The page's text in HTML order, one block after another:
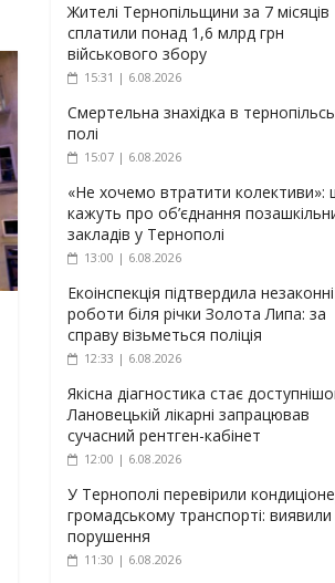
Жителі Тернопільщини за 7 місяців
сплатили понад 1,6 млрд грн
військового збору
15:31 | 6.08.2026
Смертельна знахідка в
полі
15:07 | 6.08.2026
«Не хочемо втратити колективи»:
кажуть про об’єднання
закладів у Тернополі
13:00 | 6.08.2026
Екоінспекція підтвердила незаконні
роботи біля річки Золота Липа: за
справу візьметься поліція
12:33 | 6.08.2026
Якісна діагностика стає
Лановецькій лікарні запрацював
сучасний рентген-кабінет
12:00 | 6.08.2026
У Тернополі перевірили
громадському транспорті:
порушення
11:30 | 6.08.2026